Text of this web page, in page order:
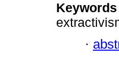
Keywords
·